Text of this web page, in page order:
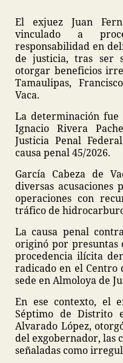
El exjuez Juan
vinculado a
responsabilidad en
de justicia, tras ser
otorgar beneficios
Tamaulipas,
Vaca.
La determinación
Ignacio Rivera
Justicia Penal
causa penal 45/2026.
García Cabeza de
diversas acusaciones
operaciones con
tráfico de
La causa penal
originó por presuntas
procedencia ilícita
radicado en el Centro
sede en Almoloya de
En ese contexto, el
Séptimo de Distrito
Alvarado López,
del exgobernador, las
señaladas como